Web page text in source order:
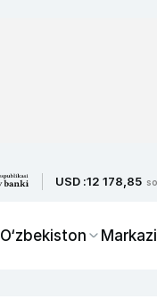
USD :12 178,85
O‘zbekiston